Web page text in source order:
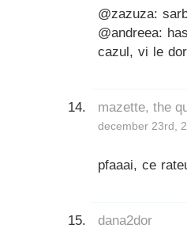
@zazuza:
@andreea:
cazul, vi le
mazette, the
december 23rd,
pfaaai, ce
dana2dor